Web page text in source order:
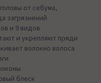
от себума,
загрязнений
и 9 видов
и укрепляют пряди
волокно волоса
блеск